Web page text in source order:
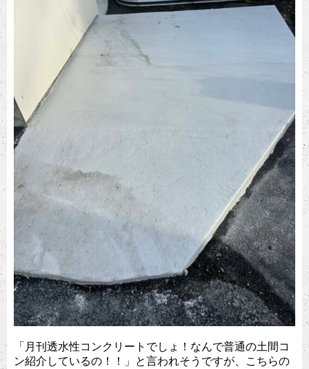
「月刊透水性コンクリートでしょ！なんで普通の土間コ
ン紹介しているの！！」と言われそうですが、こちらの